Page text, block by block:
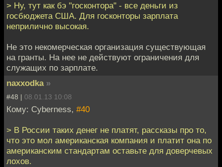
> Ну, тут как бэ "госконтора" - все деньги из
госбюджета США. Для госконторы зарплата
неприлично высокая.
Не это некомерческая организация существующая
на гранты. На нее не действуют ограничения для
служащих по зарплате.
naxxodka »
#48 | 08.01.13 10:08
Кому: Cyberness, #40
> В России таких денег не платят, рассказы про то,
что это мол американская компания и платит она по
американским стандартам оставьте для доверчевых
лохов.